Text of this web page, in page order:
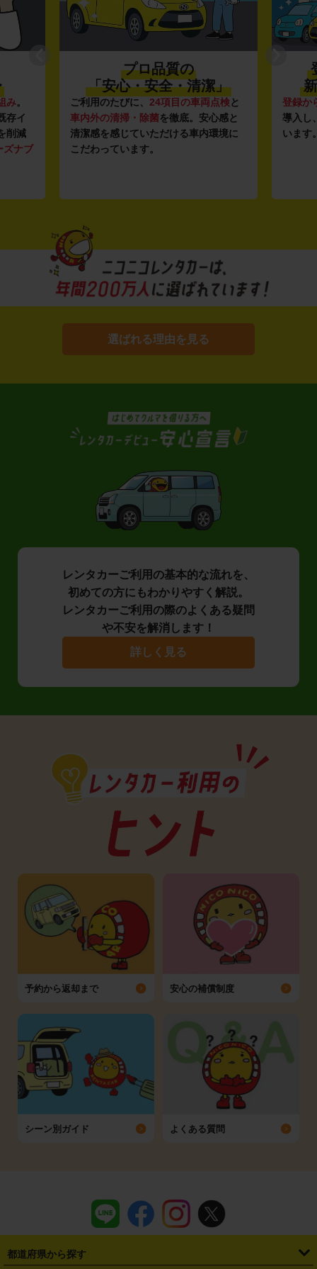
み。
存イ
削減
ズナブ
プロ品質の
「安心・安全・清潔」
ご利用のたびに、 24項目の車両点検と
車内外の清掃・除菌を徹底。安心感と
清潔感を感じていただける車内環境に
こだわっています。
登録か
導入し
います
選ばれる理由を見る
レンタカーご利用の基本的な流れを、
初めての方にもわかりやすく解説。
レンタカーご利用の際のよくある疑問
や不安を解消します！
詳しく見る
予約から返却まで 安心の補償制度
シーン別ガイド よくある質問
都道府県から探す